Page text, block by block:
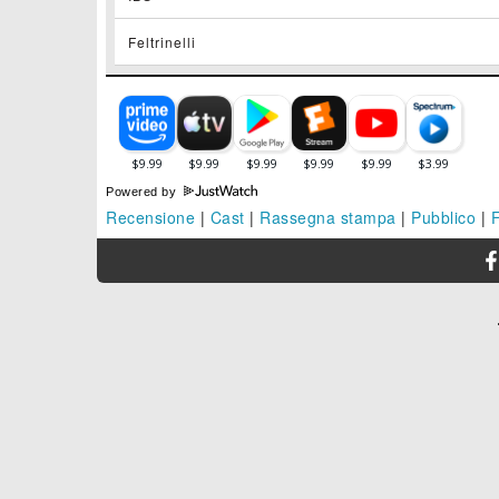
Feltrinelli
Powered by
Recensione | Cast | Rassegna stampa | Pubblico |